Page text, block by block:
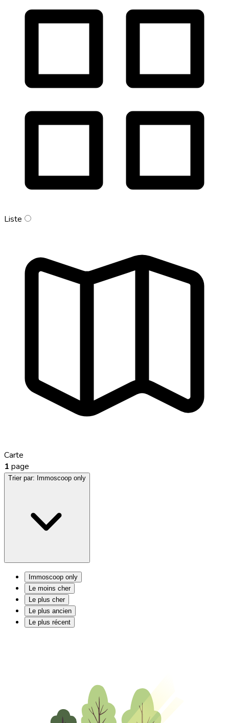
Liste
Carte
1 page
Trier par: Immoscoop only
Immoscoop only
Le moins cher
Le plus cher
Le plus ancien
Le plus récent